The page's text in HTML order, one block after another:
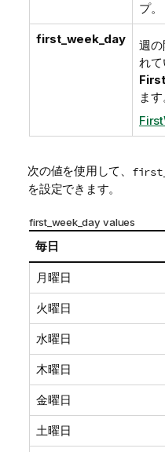
プ。
first_week_day
週の
れて
ます
次の値を使用して、
を設定できます。
first_week_day values
毎日
月曜日
火曜日
水曜日
木曜日
金曜日
土曜日